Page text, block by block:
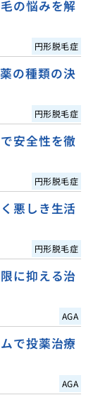
の悩みを解
円形脱毛症
の種類の決
円形脱毛症
安全性を徹
円形脱毛症
悪しき生活
円形脱毛症
に抑える治
AGA
で投薬治療
AGA